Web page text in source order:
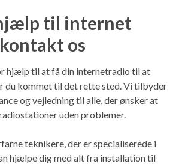
til internet
os
hjælp til at få din internetradio til at
du kommet til det rette sted. Vi tilbyder
og vejledning til alle, der ønsker at
uden problemer.
teknikere, der er specialiserede i
hjælpe dig med alt fra installation til